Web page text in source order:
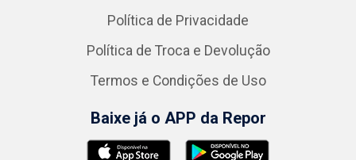
Política de Privacidade
Política de Troca e Devolução
Termos e Condições de Uso
Baixe já o APP da Repor